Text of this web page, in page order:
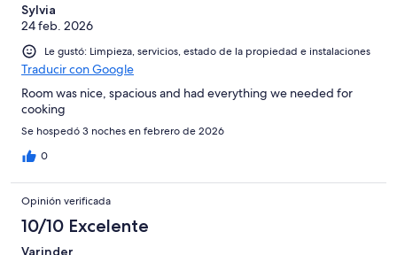
Sylvia
24 feb. 2026
Le gustó: Limpieza, servicios, estado de la propiedad e instalaciones
Traducir con Google
Room was nice, spacious and had everything we needed for
cooking
Se hospedó 3 noches en febrero de 2026
0
Opinión verificada
10/10 Excelente
Varinder